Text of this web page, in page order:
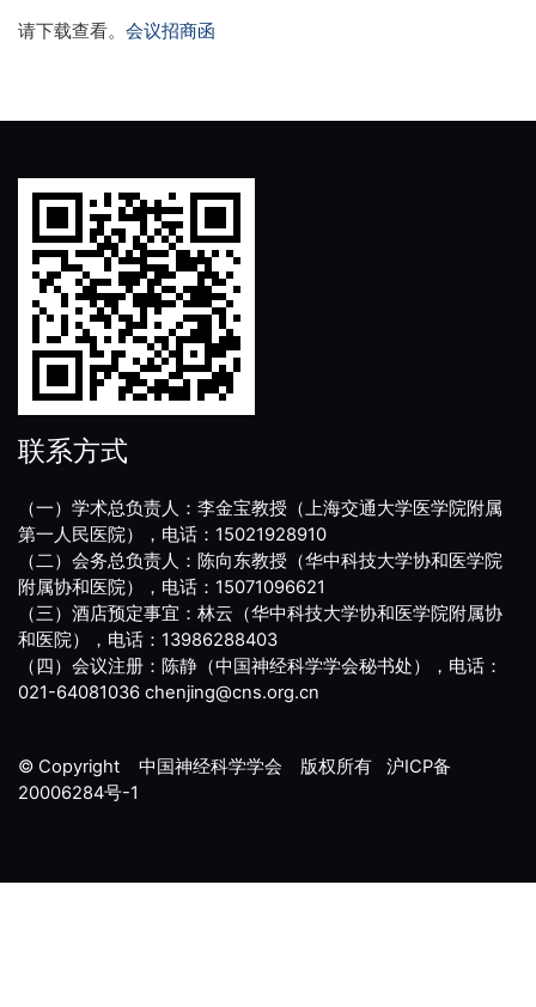
请下载查看。 会议招商函
联系方式
（一）学术总负责人：李金宝教授（上海交通大学医学院附属
第一人民医院），电话：15021928910
（二）会务总负责人：陈向东教授（华中科技大学协和医学院
附属协和医院），电话：15071096621
（三）酒店预定事宜：林云（华中科技大学协和医学院附属协
和医院），电话：13986288403
（四）会议注册：陈静（中国神经科学学会秘书处），电话：
021-64081036 chenjing@cns.org.cn
© Copyright 中国神经科学学会 版权所有 沪ICP备
20006284号-1